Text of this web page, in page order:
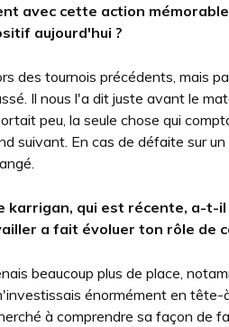
avec cette action
aujourd'hui ?
des tournois précédents, mais
Il nous l'a dit juste avant le
peu, la seule chose qui
suivant. En cas de défaite sur
karrigan, qui est récente, a-t-
a fait évoluer ton rôle de
beaucoup plus de place,
énormément en
à comprendre sa façon de